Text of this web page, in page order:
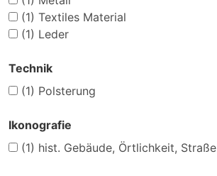
(1) Textiles Material
(1) Leder
Technik
(1) Polsterung
Ikonografie
(1) hist. Gebäude, Örtlichkeit, Straße